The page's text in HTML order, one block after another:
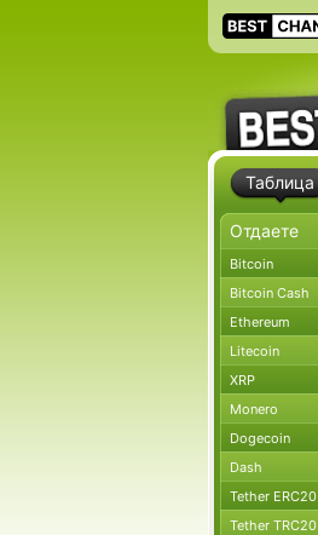
Таблица
Bitcoin
Bitcoin Cash
Ethereum
Litecoin
XRP
Monero
Dogecoin
Dash
Tether ERC20
Tether TRC20